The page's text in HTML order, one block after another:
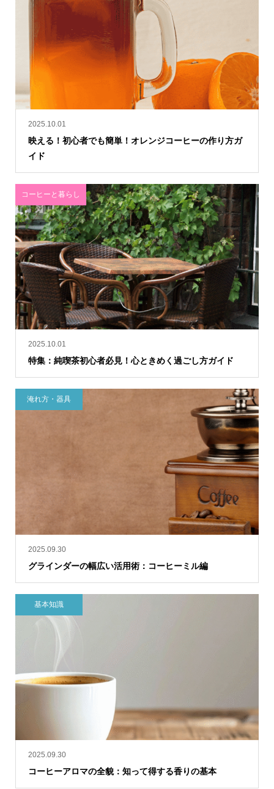
2025.10.01
映える！初心者でも簡単！オレンジコーヒーの作り方ガ
イド
2025.10.01
特集：純喫茶初心者必見！心ときめく過ごし方ガイド
コーヒーと暮らし
2025.09.30
グラインダーの幅広い活用術：コーヒーミル編
淹れ方・器具
2025.09.30
コーヒーアロマの全貌：知って得する香りの基本
基本知識